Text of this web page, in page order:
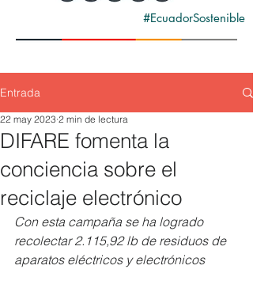
#EcuadorSostenible
Entrada
DIFARE fomenta la
conciencia sobre el
reciclaje electrónico
22 may 2023 2 min de lectura
Con esta campaña se ha logrado
recolectar 2.115,92 lb de residuos de
aparatos eléctricos y electrónicos